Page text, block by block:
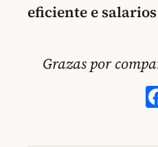
eficiente e
Grazas por